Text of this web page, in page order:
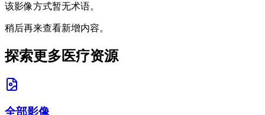
该影像方式暂无术语。
稍后再来查看新增内容。
探索更多医疗资源
全部影像